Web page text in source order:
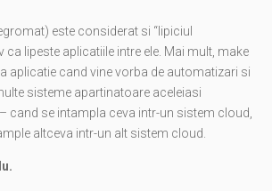
este considerat si “lipiciul
ca lipeste aplicatiile intre ele. Mai mult, make
aplicatie cand vine vorba de automatizari si
sisteme apartinatoare aceleiasi
cand se intampla ceva intr-un sistem cloud,
altceva intr-un alt sistem cloud.